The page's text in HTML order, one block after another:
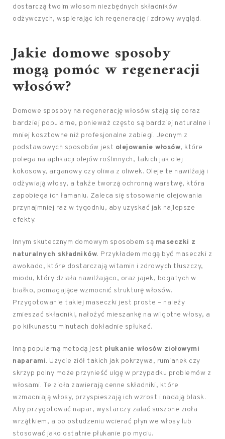
dostarczą twoim włosom niezbędnych składników
odżywczych, wspierając ich regenerację i zdrowy wygląd.
Jakie domowe sposoby
mogą pomóc w regeneracji
włosów?
Domowe sposoby na regenerację włosów stają się coraz
bardziej popularne, ponieważ często są bardziej naturalne i
mniej kosztowne niż profesjonalne zabiegi. Jednym z
podstawowych sposobów jest olejowanie włosów, które
polega na aplikacji olejów roślinnych, takich jak olej
kokosowy, arganowy czy oliwa z oliwek. Oleje te nawilżają i
odżywiają włosy, a także tworzą ochronną warstwę, która
zapobiega ich łamaniu. Zaleca się stosowanie olejowania
przynajmniej raz w tygodniu, aby uzyskać jak najlepsze
efekty.
Innym skutecznym domowym sposobem są maseczki z
naturalnych składników. Przykładem mogą być maseczki z
awokado, które dostarczają witamin i zdrowych tłuszczy,
miodu, który działa nawilżająco, oraz jajek, bogatych w
białko, pomagające wzmocnić strukturę włosów.
Przygotowanie takiej maseczki jest proste – należy
zmieszać składniki, nałożyć mieszankę na wilgotne włosy, a
po kilkunastu minutach dokładnie spłukać.
Inną popularną metodą jest płukanie włosów ziołowymi
naparami. Użycie ziół takich jak pokrzywa, rumianek czy
skrzyp polny może przynieść ulgę w przypadku problemów z
włosami. Te zioła zawierają cenne składniki, które
wzmacniają włosy, przyspieszają ich wzrost i nadają blask.
Aby przygotować napar, wystarczy zalać suszone zioła
wrzątkiem, a po ostudzeniu wcierać płyn we włosy lub
stosować jako ostatnie płukanie po myciu.